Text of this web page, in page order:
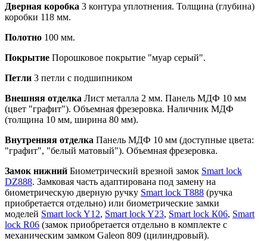
Дверная коробка 3 контура уплотнения. Толщина (глубина)
коробки 118 мм.
Полотно 100 мм.
Покрытие Порошковое покрытие "муар серый".
Петли 3 петли с подшипником
Внешняя отделка Лист металла 2 мм. Панель МДФ 10 мм
(цвет "графит"). Объемная фрезеровка. Наличник МДФ
(толщина 10 мм, ширина 80 мм).
Внутренняя отделка Панель МДФ 10 мм (доступные цвета:
"графит", "белый матовый"). Объемная фрезеровка.
Замок нижний Биометрический врезной замок Smart lock
DZ888. Замковая часть адаптирована под замену на
биометрическую дверную ручку Smart lock T888 (ручка
приобретается отдельно) или биометрические замки
моделей Smart lock Y12, Smart lock Y23, Smart lock К06, Smart
lock R06 (замок приобретается отдельно в комплекте с
механическим замком Galeon 809 (цилиндровый).